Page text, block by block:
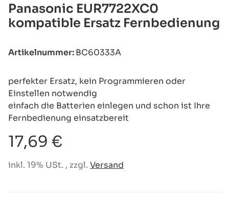
Panasonic EUR7722XC0
kompatible Ersatz Fernbedienung
Artikelnummer:BC60333A
perfekter Ersatz, kein Programmieren oder
Einstellen notwendig
einfach die Batterien einlegen und schon ist Ihre
Fernbedienung einsatzbereit
17,69 €
inkl. 19% USt. , zzgl. Versand